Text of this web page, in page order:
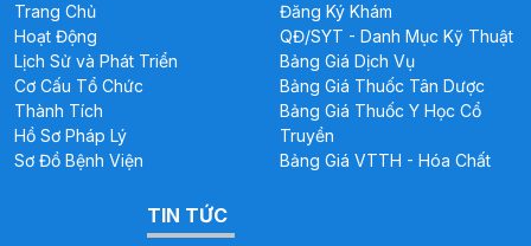
Trang Chủ
Hoạt Động
Lịch Sử và Phát Triển
Cơ Cấu Tổ Chức
Thành Tích
Hồ Sơ Pháp Lý
Sơ Đồ Bệnh Viện
Đăng Ký Khám
QĐ/SYT - Danh Mục Kỹ Thuật
Bảng Giá Dịch Vụ
Bảng Giá Thuốc Tân Dược
Bảng Giá Thuốc Y Học Cổ
Truyền
Bảng Giá VTTH - Hóa Chất
TIN TỨC